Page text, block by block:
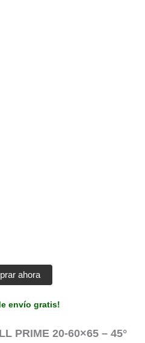
ahora
envío gratis!
PRIME 20-60×65 – 45°